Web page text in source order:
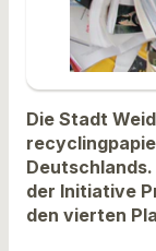
Die Stadt
der Initiative
den vierten